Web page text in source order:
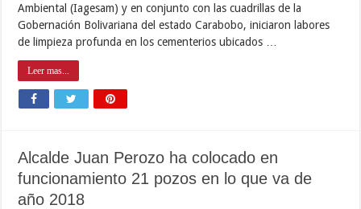
Ambiental (Iagesam) y en conjunto con las cuadrillas de la
Gobernación Bolivariana del estado Carabobo, iniciaron labores
de limpieza profunda en los cementerios ubicados …
Leer mas...
Alcalde Juan Perozo ha colocado en
funcionamiento 21 pozos en lo que va de
año 2018